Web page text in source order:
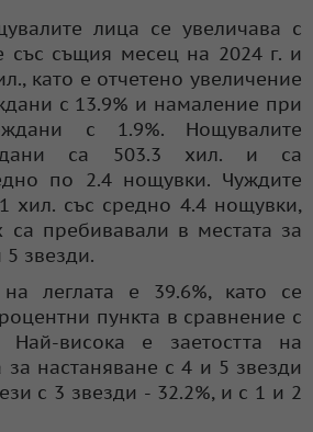
лица се увеличава с
със същия месец на 2024 г. и
като е отчетено увеличение
с 13.9% и намаление при
с 1.9%. Нощувалите
са 503.3 хил. и са
по 2.4 нощувки. Чуждите
хил. със средно 4.4 нощувки,
са пребивавали в местата за
5 звезди.
леглата е 39.6%, като се
пункта в сравнение с
Най-висока е заетостта на
за настаняване с 4 и 5 звезди
с 3 звезди - 32.2%, и с 1 и 2